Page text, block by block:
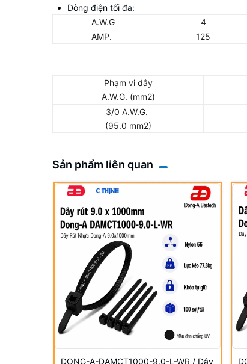
Dòng điện tối đa:
A.W.G
4
AMP.
125
Phạm vi dây
A.W.G. (mm2)
3/0 A.W.G.
(95.0 mm2)
Sản phẩm liên quan
DONG-A-DAMCT1000-9.0-L-WR / Dây